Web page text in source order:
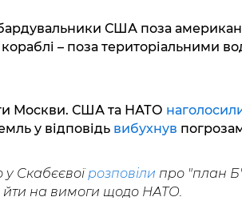
США поза
– поза територіальними
Москви. США та НАТО
у відповідь вибухнув
у Скабєєвої розповіли про "план
на вимоги щодо НАТО.